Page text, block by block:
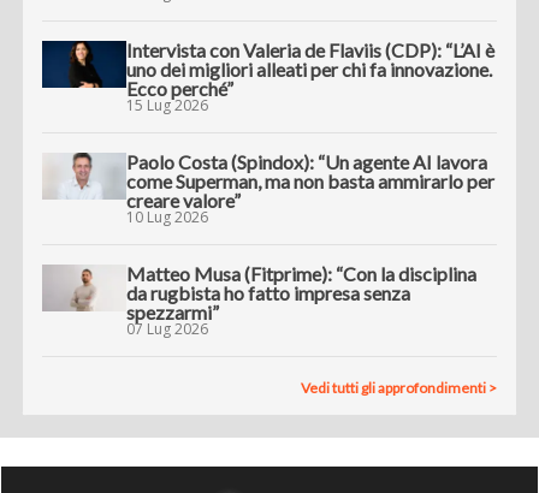
Intervista con Valeria de Flaviis (CDP): “L’AI è
uno dei migliori alleati per chi fa innovazione.
Ecco perché”
15 Lug 2026
Paolo Costa (Spindox): “Un agente AI lavora
come Superman, ma non basta ammirarlo per
creare valore”
10 Lug 2026
Matteo Musa (Fitprime): “Con la disciplina
da rugbista ho fatto impresa senza
spezzarmi”
07 Lug 2026
Vedi tutti gli approfondimenti >